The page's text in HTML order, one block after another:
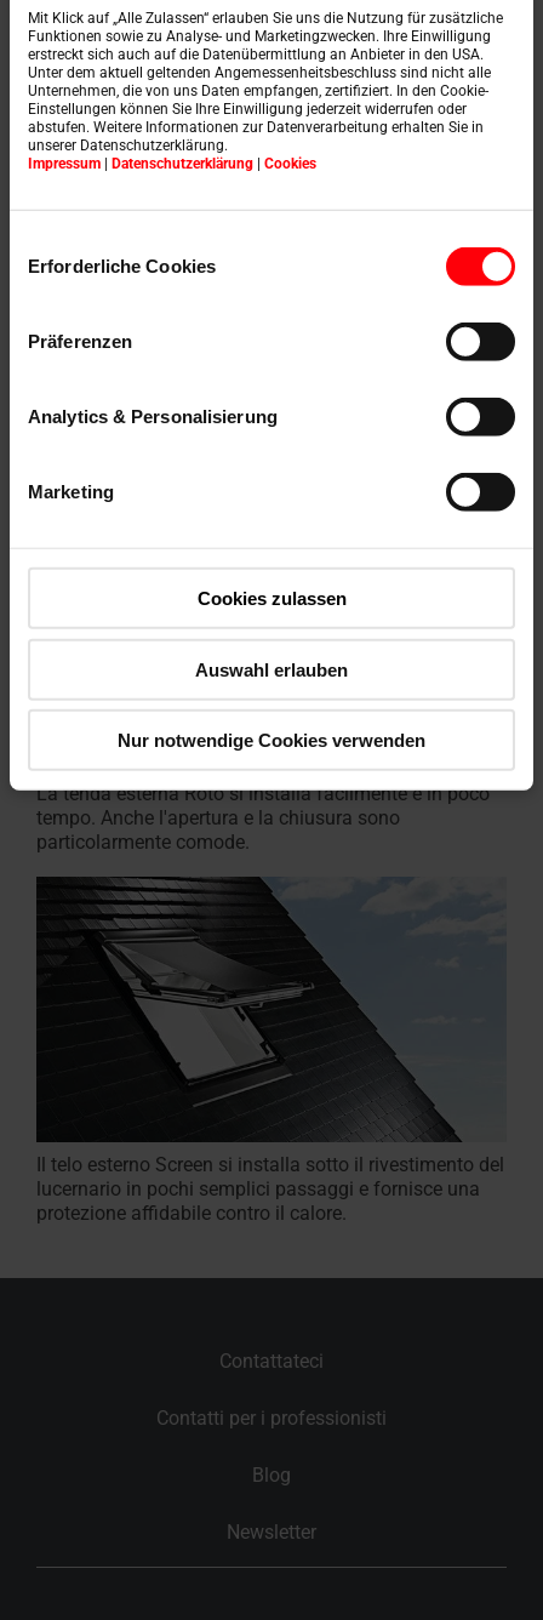
Mit Klick auf „Alle Zulassen“ erlauben Sie uns die Nutzung für zusätzliche
Funktionen sowie zu Analyse- und Marketingzwecken. Ihre Einwilligung
erstreckt sich auch auf die Datenübermittlung an Anbieter in den USA.
Unter dem aktuell geltenden Angemessenheitsbeschluss sind nicht alle
Unternehmen, die von uns Daten empfangen, zertifiziert. In den Cookie-
Einstellungen können Sie Ihre Einwilligung jederzeit widerrufen oder
abstufen. Weitere Informationen zur Datenverarbeitung erhalten Sie in
unserer Datenschutzerklärung.
Impressum | Datenschutzerklärung | Cookies
Erforderliche Cookies
Präferenzen
Analytics & Personalisierung
Marketing
Cookies zulassen
Auswahl erlauben
Nur notwendige Cookies verwenden
Con l'avvolgibile esterno Roto per finestre per tetti
massima protezione termica e, se necessario,
La tenda esterna Roto si installa facilmente e in poco
tempo. Anche l'apertura e la chiusura sono
particolarmente comode.
Il telo esterno Screen si installa sotto il rivestimento del
lucernario in pochi semplici passaggi e fornisce una
protezione affidabile contro il calore.
Contattateci
Contatti per i professionisti
Blog
Newsletter